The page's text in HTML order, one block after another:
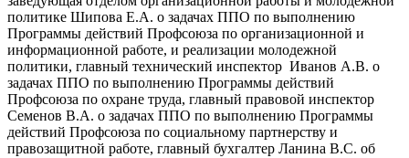
политике Шипова Е.А. о задачах ППО по выполнению
Программы действий Профсоюза по организационной и
информационной работе, и реализации молодежной
политики, главный технический инспектор Иванов А.В. о
задачах ППО по выполнению Программы действий
Профсоюза по охране труда, главный правовой инспектор
Семенов В.А. о задачах ППО по выполнению Программы
действий Профсоюза по социальному партнерству и
правозащитной работе, главный бухгалтер Ланина В.С. об